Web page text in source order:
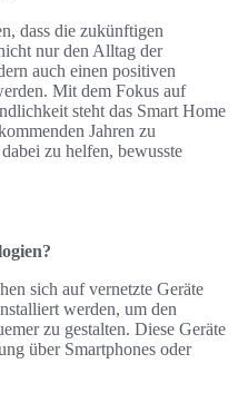
dass die zukünftigen
nur den Alltag der
auch einen positiven
Mit dem Fokus auf
steht das Smart Home
Jahren zu
zu helfen, bewusste
sich auf vernetzte Geräte
werden, um den
zu gestalten. Diese Geräte
über Smartphones oder